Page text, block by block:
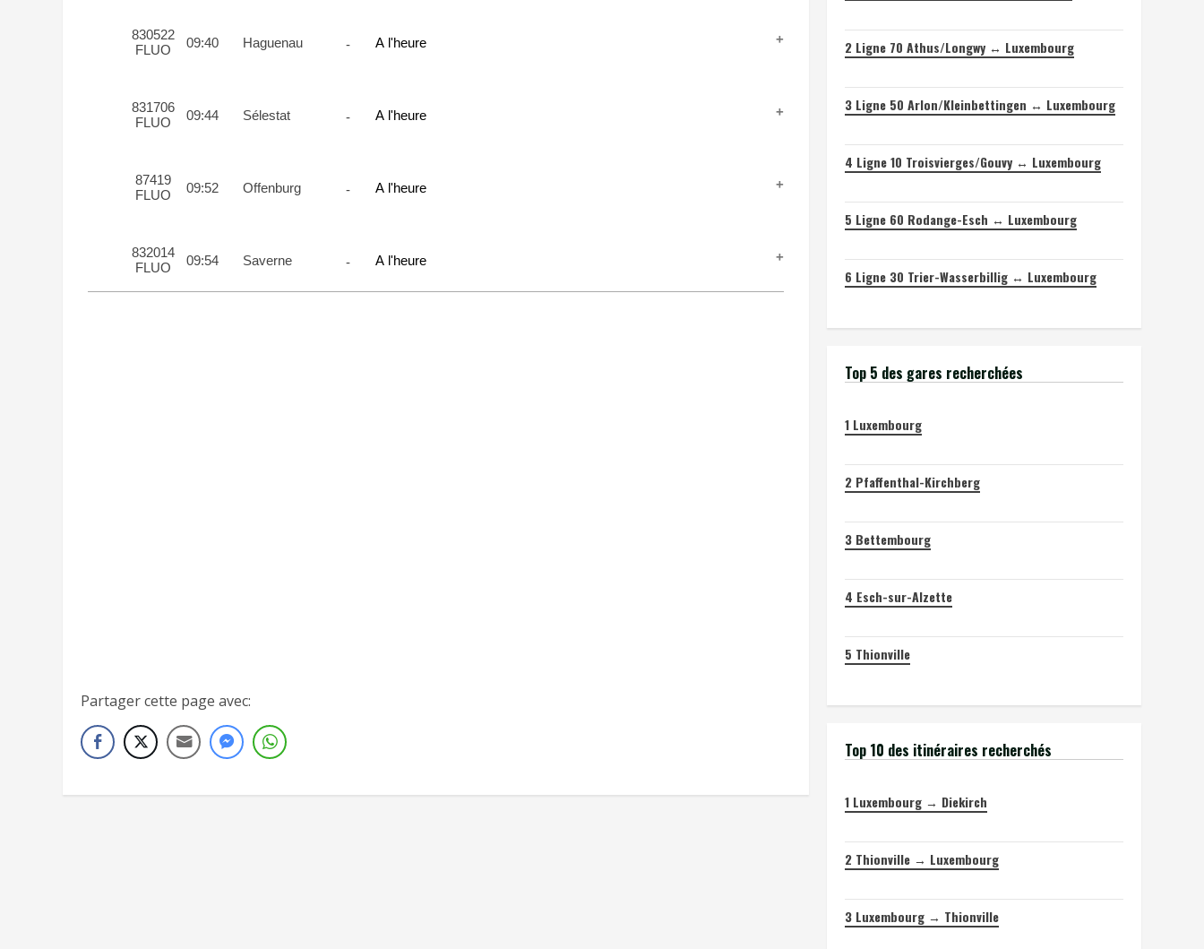
Partager cette page avec:
2Ligne 70 Athus/Longwy ↔ Luxembourg
3Ligne 50 Arlon/Kleinbettingen ↔ Luxembourg
4 Ligne 10 Troisvierges/Gouvy ↔ Luxembourg
5 Ligne 60 Rodange-Esch ↔ Luxembourg
6 Ligne 30 Trier-Wasserbillig ↔ Luxembourg
Top 5 des gares recherchées
1 Luxembourg
2 Pfaffenthal-Kirchberg
3 Bettembourg
4 Esch-sur-Alzette
5 Thionville
Top 10 des itinéraires recherchés
1 Luxembourg → Diekirch
2 Thionville → Luxembourg
3 Luxembourg → Thionville